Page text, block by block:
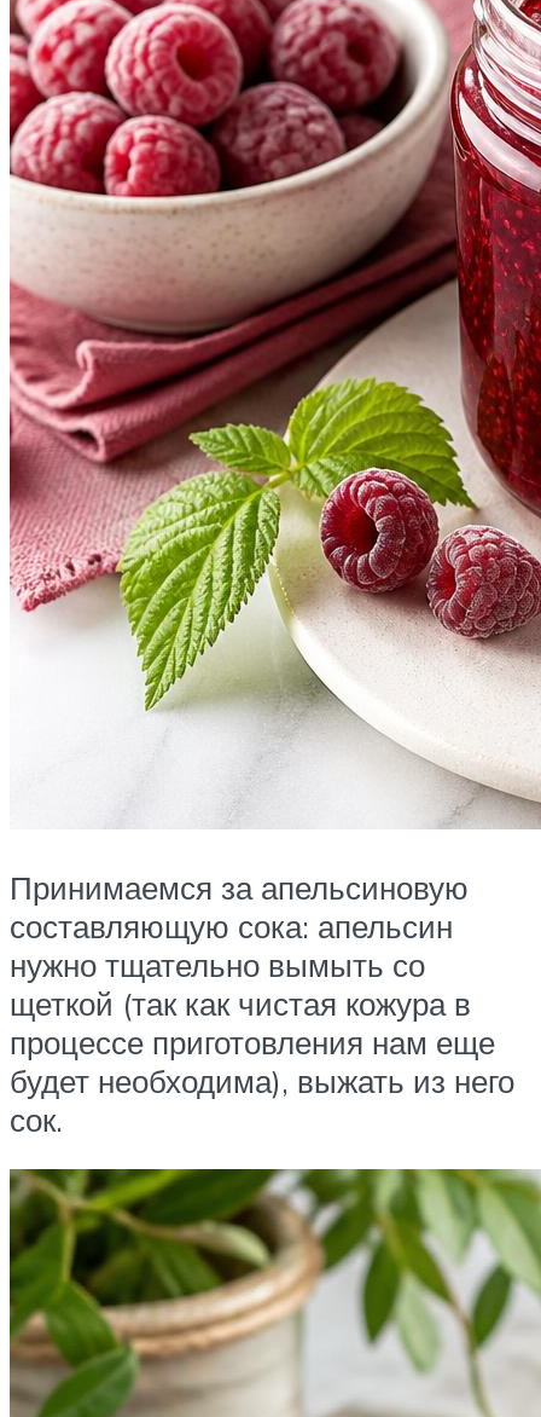
Принимаемся за апельсиновую
составляющую сока: апельсин
нужно тщательно вымыть со
щеткой (так как чистая кожура в
процессе приготовления нам еще
будет необходима), выжать из него
сок.